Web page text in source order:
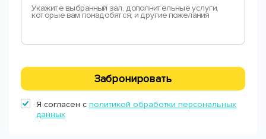
Забронировать
Я согласен с политикой обработки персональных
данных